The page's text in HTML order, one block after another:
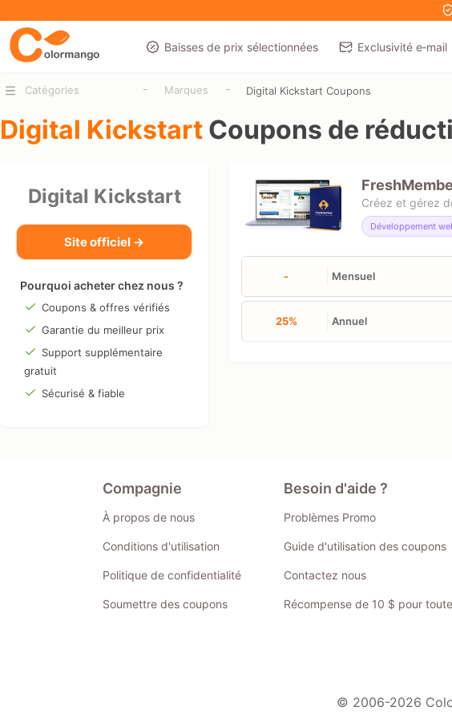
Baisses de prix sélectionnées Exclusivité e‑mail
Catégories - Marques - Digital Kickstart Coupons
Digital Kickstart Coupons de
Digital Kickstart
Site officiel →
Pourquoi acheter chez nous ?
Coupons & offres vérifiés
Garantie du meilleur prix
Support supplémentaire
gratuit
Sécurisé & fiable
Créez et gérez
Développement
- Mensuel
25% Annuel
Compagnie
À propos de nous
Conditions d'utilisation
Politique de confidentialité
Soumettre des coupons
Besoin d'aide ?
Problèmes Promo
Guide d'utilisation des coupons
Contactez nous
Récompense de 10 $ pour
© 2006-2026